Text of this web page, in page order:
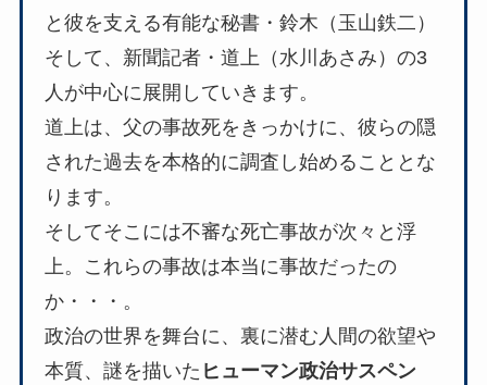
と彼を支える有能な秘書・鈴木（玉山鉄二）
そして、新聞記者・道上（水川あさみ）の3
人が中心に展開していきます。
道上は、父の事故死をきっかけに、彼らの隠
された過去を本格的に調査し始めることとな
ります。
そしてそこには不審な死亡事故が次々と浮
上。これらの事故は本当に事故だったの
か・・・。
政治の世界を舞台に、裏に潜む人間の欲望や
本質、謎を描いた ヒューマン政治サスペン